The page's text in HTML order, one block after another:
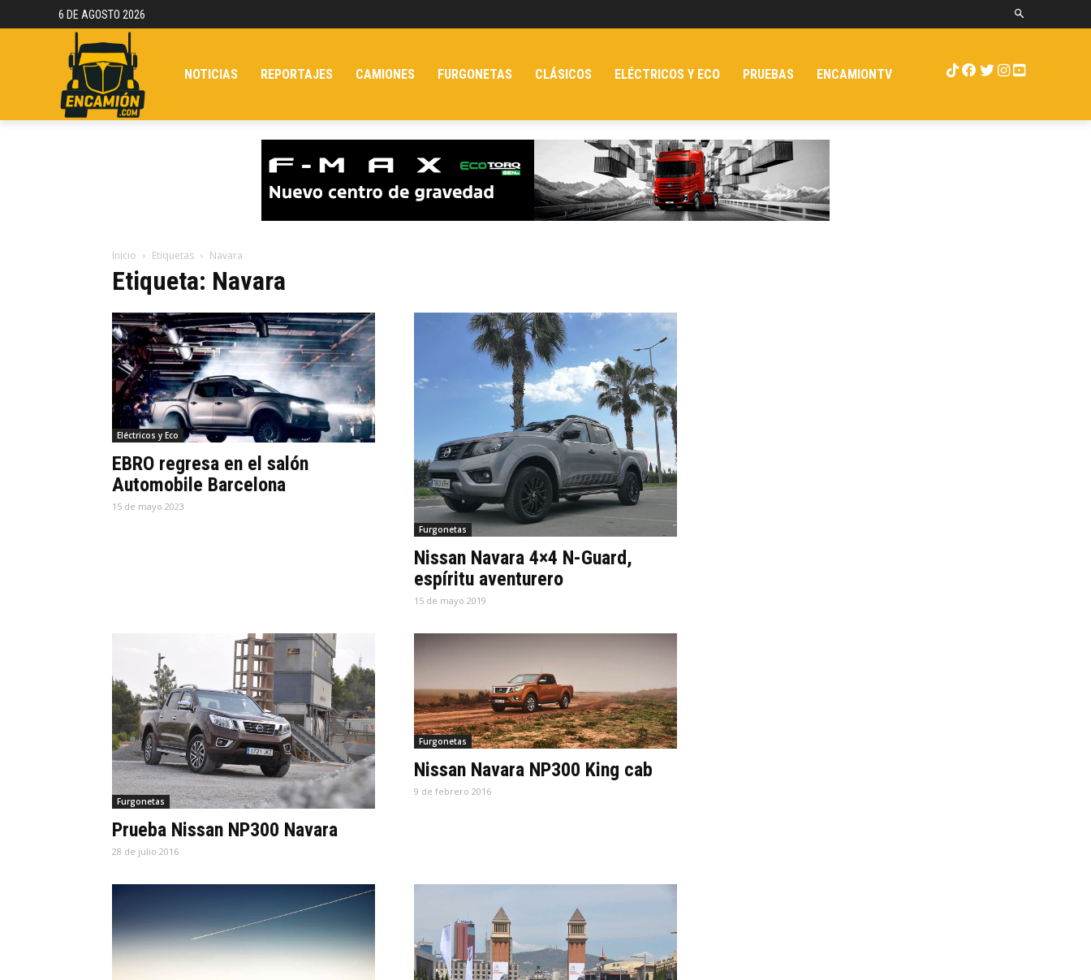
6 DE AGOSTO 2026
NOTICIAS REPORTAJES CAMIONES FURGONETAS CLÁSICOS ELÉCTRICOS Y ECO PRUEBAS ENCAMIONTV
Inicio Etiquetas Navara
Etiqueta: Navara
Eléctricos y Eco
EBRO regresa en el salón
Automobile Barcelona
15 de mayo 2023
Furgonetas
Nissan Navara 4×4 N-Guard,
espíritu aventurero
15 de mayo 2019
Furgonetas
Prueba Nissan NP300 Navara
28 de julio 2016
Furgonetas
Nissan Navara NP300 King cab
9 de febrero 2016